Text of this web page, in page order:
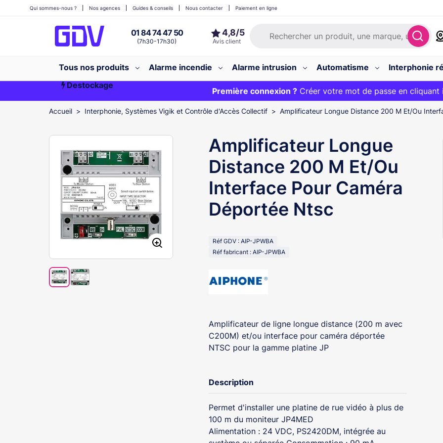
01 84 74 47 50
(7h30-17h30)
Qui sommes-nous ? Nos agences Guides & conseils Nous contacter Paiement en ligne
Tous nos produits Alarme incendie Alarme intrusion Automatisme
Interphonie
Destockage
Première commande ?20€ OFFERT sur votre panier et livraison 24/48h gratuite
Première connexion ?Créer votre mot de passe en
EXCLU WEB :
Accueil Interphonie, Systèmes Vigik et Contrôle d'Accès Collectif Amplificateur Longue Distance 200 M Et/Ou
Amplificateur Longue
Distance 200 M Et/Ou
Interface Pour Caméra
Déportée Ntsc
Réf GDV : AIP-JPWBA
Réf fabricant : AIP-JPWBA
Amplificateur de ligne longue distance (200 m avec
C200M) et/ou interface pour caméra déportée
NTSC pour la gamme platine JP
Description
Permet d'installer une platine de rue vidéo à plus de
100 m du moniteur JP4MED
Alimentation : 24 VDC, PS2420DM, intégrée au